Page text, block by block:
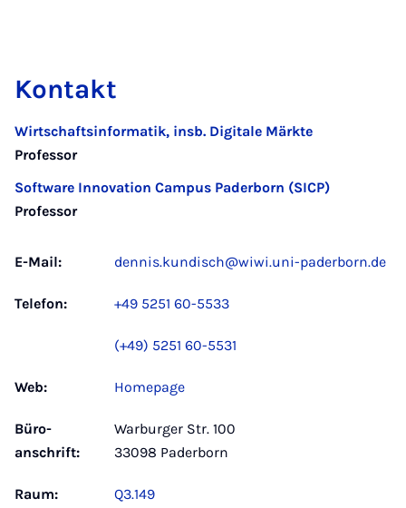
Kontakt
Wirtschaftsinformatik, insb. Digitale Märkte
Professor
Software Innovation Campus Paderborn (SICP)
Professor
E-Mail: dennis.kundisch@wiwi.uni-paderborn.de
Telefon: +49 5251 60-5533
(+49) 5251 60-5531
Web: Homepage
Büro­
anschrift:
Warburger Str. 100
33098 Paderborn
Raum: Q3.149